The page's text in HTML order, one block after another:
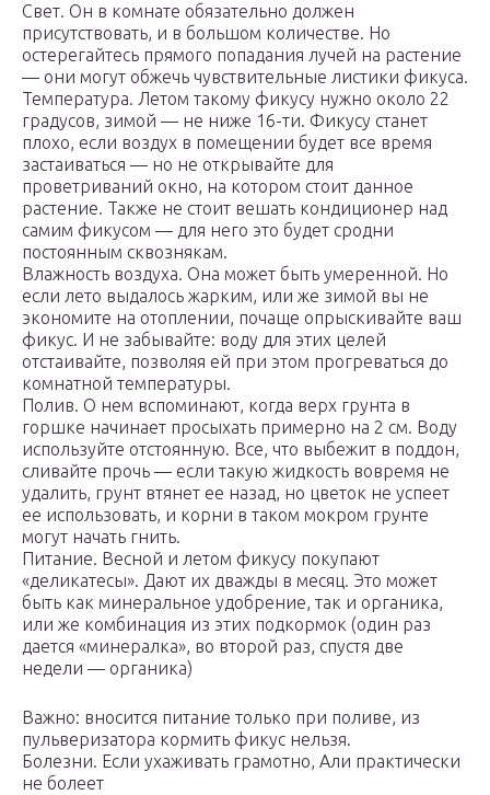
Свет. Он в комнате обязательно должен
присутствовать, и в большом количестве. Но
остерегайтесь прямого попадания лучей на растение
— они могут обжечь чувствительные листики фикуса.
Температура. Летом такому фикусу нужно около 22
градусов, зимой — не ниже 16-ти. Фикусу станет
плохо, если воздух в помещении будет все время
застаиваться — но не открывайте для
проветриваний окно, на котором стоит данное
растение. Также не стоит вешать кондиционер над
самим фикусом — для него это будет сродни
постоянным сквознякам.
Влажность воздуха. Она может быть умеренной. Но
если лето выдалось жарким, или же зимой вы не
экономите на отоплении, почаще опрыскивайте ваш
фикус. И не забывайте: воду для этих целей
отстаивайте, позволяя ей при этом прогреваться до
комнатной температуры.
Полив. О нем вспоминают, когда верх грунта в
горшке начинает просыхать примерно на 2 см. Воду
используйте отстоянную. Все, что выбежит в поддон,
сливайте прочь — если такую жидкость вовремя не
удалить, грунт втянет ее назад, но цветок не успеет
ее использовать, и корни в таком мокром грунте
могут начать гнить.
Питание. Весной и летом фикусу покупают
«деликатесы». Дают их дважды в месяц. Это может
быть как минеральное удобрение, так и органика,
или же комбинация из этих подкормок (один раз
дается «минералка», во второй раз, спустя две
недели — органика)
Важно: вносится питание только при поливе, из
пульверизатора кормить фикус нельзя.
Болезни. Если ухаживать грамотно, Али практически
не болеет